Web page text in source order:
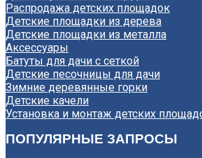
Распродажа детских площадок
Детские площадки из дерева
Детские площадки из металла
Аксессуары
Батуты для дачи с сеткой
Детские песочницы для дачи
Зимние деревянные горки
Детские качели
Установка и монтаж детских
ПОПУЛЯРНЫЕ ЗАПРОСЫ